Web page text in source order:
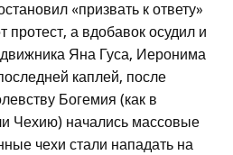
«призвать к ответу»
протест, а вдобавок осудил и
Яна Гуса, Иеронима
каплей, после
Богемия (как в
Чехию) начались массовые
чехи стали нападать на